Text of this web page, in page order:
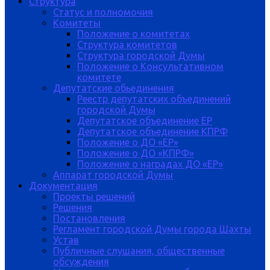
Статус и полномочия
Комитеты
Положение о комитетах
Структура комитетов
Структура городской Думы
Положение о Консультативном
комитете
Депутатские обьединения
Реестр депутатских объединений
городской Думы
Депутатское объединение ЕР
Депутатское объединение КПРФ
Положение о ДО «ЕР»
Положение о ДО «КПРФ»
Положение о наградах ДО «ЕР»
Аппарат городской Думы
Документация
Проекты решений
Решения
Постановления
Регламент городской Думы города Шахты
Устав
Публичные слушания, общественные
обсуждения